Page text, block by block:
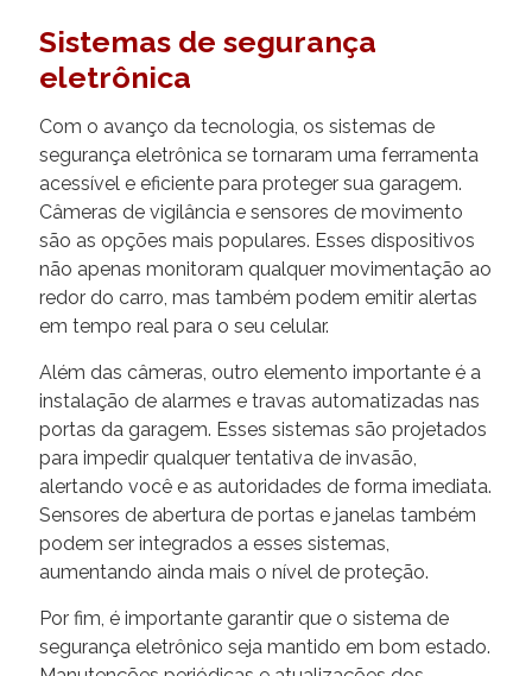
Sistemas de segurança
eletrônica
Com o avanço da tecnologia, os sistemas de
segurança eletrônica se tornaram uma ferramenta
acessível e eficiente para proteger sua garagem.
Câmeras de vigilância e sensores de movimento
são as opções mais populares. Esses dispositivos
não apenas monitoram qualquer movimentação ao
redor do carro, mas também podem emitir alertas
em tempo real para o seu celular.
Além das câmeras, outro elemento importante é a
instalação de alarmes e travas automatizadas nas
portas da garagem. Esses sistemas são projetados
para impedir qualquer tentativa de invasão,
alertando você e as autoridades de forma imediata.
Sensores de abertura de portas e janelas também
podem ser integrados a esses sistemas,
aumentando ainda mais o nível de proteção.
Por fim, é importante garantir que o sistema de
segurança eletrônico seja mantido em bom estado.